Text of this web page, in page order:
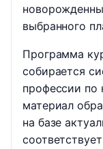
выбранного
Программа
собирается
профессии по
материал
на базе